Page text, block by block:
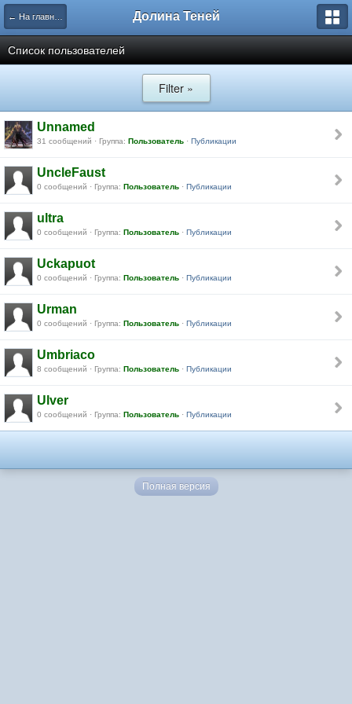
← На главную Долина Теней
Список пользователей
Filter »
Unnamed
31 сообщений · Группа: Пользователь · Публикации
UncleFaust
0 сообщений · Группа: Пользователь · Публикации
ultra
0 сообщений · Группа: Пользователь · Публикации
Uckapuot
0 сообщений · Группа: Пользователь · Публикации
Urman
0 сообщений · Группа: Пользователь · Публикации
Umbriaco
8 сообщений · Группа: Пользователь · Публикации
Ulver
0 сообщений · Группа: Пользователь · Публикации
Полная версия